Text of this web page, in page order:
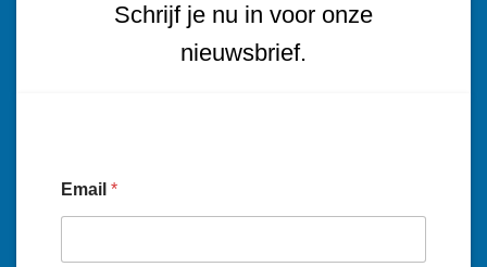
Schrijf je nu in voor onze
nieuwsbrief.
Email *